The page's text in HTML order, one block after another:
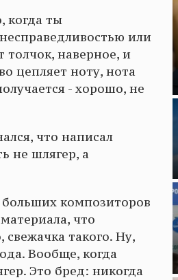
когда ты
или
наверное, и
цепляет ноту, нота
- хорошо, не
что написал
не шлягер, а
композиторов
что
свежачка такого. Ну,
Вообще, когда
Это бред: никогда